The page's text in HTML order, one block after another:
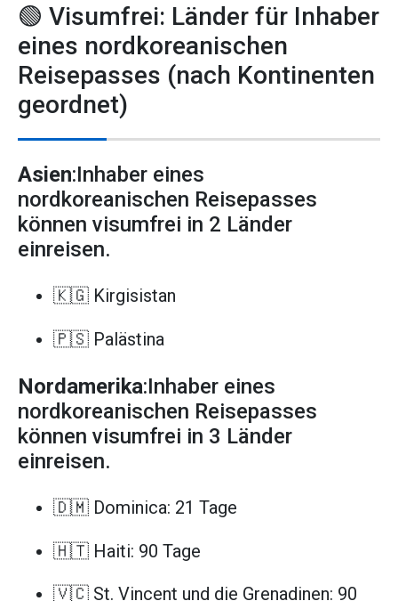
🟢 Visumfrei: Länder für Inhaber
eines nordkoreanischen
Reisepasses (nach Kontinenten
geordnet)
Asien:Inhaber eines
nordkoreanischen Reisepasses
können visumfrei in 2 Länder
einreisen.
🇰🇬 Kirgisistan
🇵🇸 Palästina
Nordamerika:Inhaber eines
nordkoreanischen Reisepasses
können visumfrei in 3 Länder
einreisen.
🇩🇲 Dominica: 21 Tage
🇭🇹 Haiti: 90 Tage
🇻🇨 St. Vincent und die Grenadinen: 90